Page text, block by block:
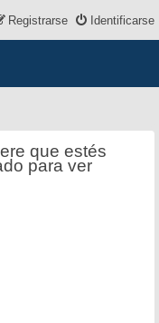
Identificarse
Registrarse
que estés
para ver